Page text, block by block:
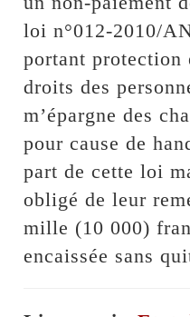
loi n°012-2010/
portant protection
droits des
m’épargne des
pour cause de
part de cette loi
obligé de leur
mille (10 000)
encaissée sans